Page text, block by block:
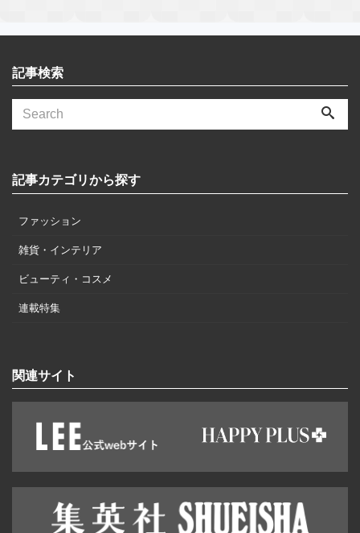
記事検索
記事カテゴリから探す
ファッション
雑貨・インテリア
ビューティ・コスメ
連載特集
関連サイト